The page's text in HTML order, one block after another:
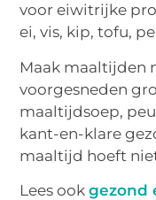
voor eiwitrijke
ei, vis, kip, tofu,
Maak maaltijden
voorgesneden
maaltijdsoep,
kant-en-klare
maaltijd hoeft
Lees ookgezond